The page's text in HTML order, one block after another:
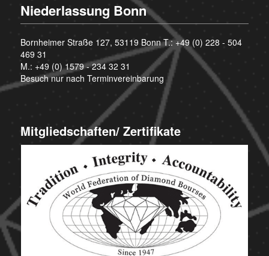
Niederlassung Bonn
Bornheimer Straße 127, 53119 Bonn T.:+49 (0) 228 - 504
469 31
M.: +49 (0) 1579 - 234 32 31
Besuch nur nach Terminvereinbarung
Mitgliedschaften/ Zertifikate